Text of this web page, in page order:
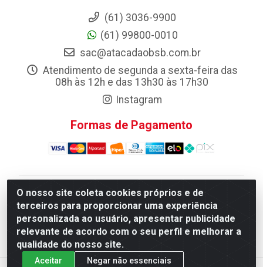
O nosso site coleta cookies próprios e de
terceiros para proporcionar uma experiência
personalizada ao usuário, apresentar publicidade
relevante de acordo com o seu perfil e melhorar a
qualidade do nosso site.
Aceitar Negar não essenciais
(61) 3036-9900
(61) 99800-0010
sac@atacadaobsb.com.br
Atendimento de segunda a sexta-feira das
08h às 12h e das 13h30 às 17h30
Instagram
Formas de Pagamento
Atacadao da Limpeza F. Pereira Queiroz Comercio e
Distribuicao LTDA - Quadra Qi 10 Lotes 39 e, 41 - Setor
Industrial (Taguatinga), Brasília/DF - CEP 72.135-100 -
CNPJ 13.184.675/0001-80